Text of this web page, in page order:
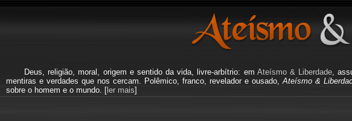
Deus, religião, moral, origem e sentido da vida, livre-arbítrio: em Ateísmo & Liberdade ,
mentiras e verdades que nos cercam. Polêmico, franco, revelador e ousado,Ateísmo &
sobre o homem e o mundo. [ler mais]